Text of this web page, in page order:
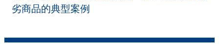
劣商品的典型案例